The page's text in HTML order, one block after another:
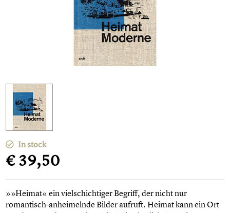
In stock
€ 39,50
»»Heimat« ein vielschichtiger Begriff, der nicht nur
romantisch-anheimelnde Bilder aufruft. Heimat kann ein Ort